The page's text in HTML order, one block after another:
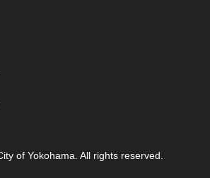
of Yokohama. All rights reserved.